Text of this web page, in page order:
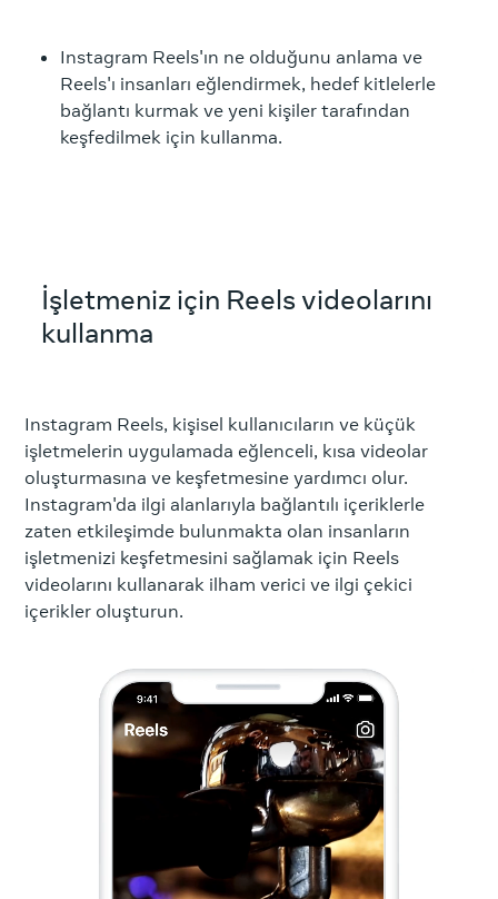
Instagram Reels'ın ne olduğunu anlama ve
Reels'ı insanları eğlendirmek, hedef kitlelerle
bağlantı kurmak ve yeni kişiler tarafından
keşfedilmek için kullanma.
İşletmeniz için Reels videolarını
kullanma
Instagram Reels, kişisel kullanıcıların ve küçük
işletmelerin uygulamada eğlenceli, kısa videolar
oluşturmasına ve keşfetmesine yardımcı olur.
Instagram'da ilgi alanlarıyla bağlantılı içeriklerle
zaten etkileşimde bulunmakta olan insanların
işletmenizi keşfetmesini sağlamak için Reels
videolarını kullanarak ilham verici ve ilgi çekici
içerikler oluşturun.